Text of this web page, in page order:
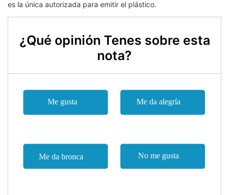
es la única autorizada para emitir el plástico.
¿Qué opinión Tenes sobre esta
nota?